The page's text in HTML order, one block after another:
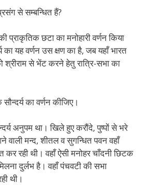
से सम्बन्धित हैं?
प्राकृतिक छटा का मनोहारी वर्णन किया
का यह वर्णन उस क्षण का है, जब यहाँ भारत
श्रीराम से भेंट करने हेतु रात्रि-सभा का
का वर्णन कीजिए।
अनुपम था। खिले हुए करौंदे, पुष्पों से भरे
वाली मन्द, शीतल व सुगन्धित पवन वहाँ
रही थी। वहाँ ऐसी मनोहर चाँदनी छिटक
दुर्लभ है। वहाँ पंचवटी की सभा
थी।